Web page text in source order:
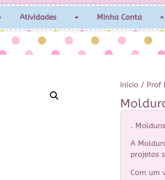
Atividades Minha Conta
Início / Prof
.
A
projetos
Com um